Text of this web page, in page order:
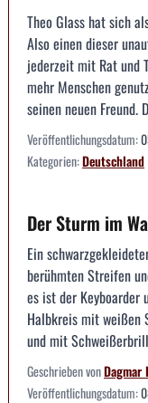
Theo Glass hat sich
Also einen dieser
jederzeit mit Rat und
mehr Menschen
seinen neuen
Veröffentlichungsdatum:
Kategorien:Deutschland
Der Sturm im
Ein
berühmten Streifen
es ist der Keyboarder
Halbkreis mit weißen
und mit
Geschrieben vonDagmar
Veröffentlichungsdatum: